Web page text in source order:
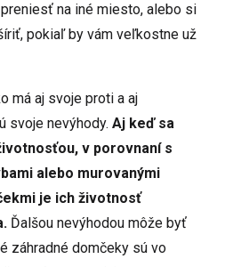
na iné miesto, alebo si
pokiaľ by vám veľkostne už
má aj svoje proti a aj
svoje nevýhody. Aj keď sa
v porovnaní s
alebo murovanými
je ich životnosť
Ďalšou nevýhodou môže byť
záhradné domčeky sú vo